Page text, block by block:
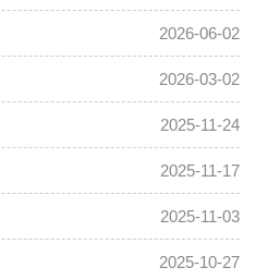
2026-06-02
2026-03-02
2025-11-24
2025-11-17
2025-11-03
2025-10-27